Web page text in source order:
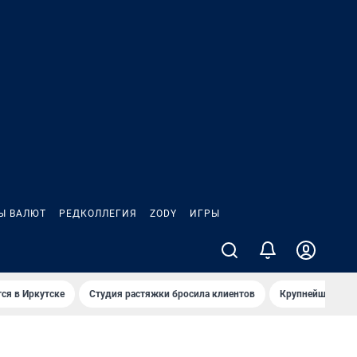
ВАЛЮТ РЕДКОЛЛЕГИЯ ZODY ИГРЫ
в Иркутске Студия растяжки бросила клиентов Крупнейшие